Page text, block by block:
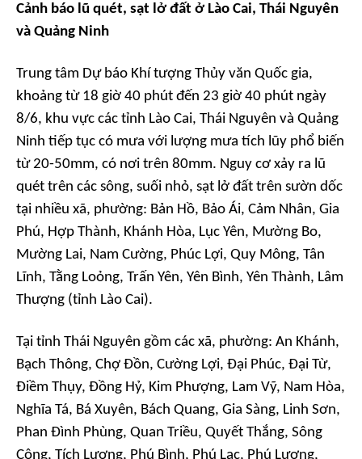
Cảnh báo lũ quét, sạt lở đất ở Lào Cai, Thái Nguyên
và Quảng Ninh
Trung tâm Dự báo Khí tượng Thủy văn Quốc gia,
khoảng từ 18 giờ 40 phút đến 23 giờ 40 phút ngày
8/6, khu vực các tỉnh Lào Cai, Thái Nguyên và Quảng
Ninh tiếp tục có mưa với lượng mưa tích lũy phổ biến
từ 20-50mm, có nơi trên 80mm. Nguy cơ xảy ra lũ
quét trên các sông, suối nhỏ, sạt lở đất trên sườn dốc
tại nhiều xã, phường: Bản Hồ, Bảo Ái, Cảm Nhân, Gia
Phú, Hợp Thành, Khánh Hòa, Lục Yên, Mường Bo,
Mường Lai, Nam Cường, Phúc Lợi, Quy Mông, Tân
Lĩnh, Tằng Loỏng, Trấn Yên, Yên Bình, Yên Thành, Lâm
Thượng (tỉnh Lào Cai).
Tại tỉnh Thái Nguyên gồm các xã, phường: An Khánh,
Bạch Thông, Chợ Đồn, Cường Lợi, Đại Phúc, Đại Từ,
Điềm Thụy, Đồng Hỷ, Kim Phượng, Lam Vỹ, Nam Hòa,
Nghĩa Tá, Bá Xuyên, Bách Quang, Gia Sàng, Linh Sơn,
Phan Đình Phùng, Quan Triều, Quyết Thắng, Sông
Công, Tích Lương, Phú Bình, Phú Lạc, Phú Lương,